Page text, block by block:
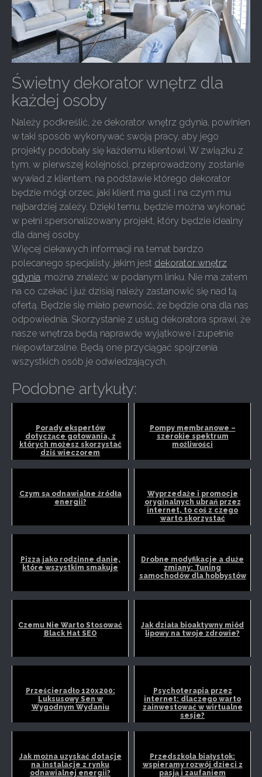
Świetny dekorator wnętrz dla
każdej osoby
Należy podkreślić, że dekorator wnętrz gdynia, powinien
w taki sposób wykonywać swoją pracy, aby jego
projekty podobały się każdemu klientowi. W związku z
tym, w pierwszej kolejności, przeprowadzony zostanie
wywiad z klientem, na podstawie którego dekorator
będzie mógł orzec, jaki klient ma gust i na czym mu
najbardziej zależy. Dzięki temu, będzie można wykonać
w pełni spersonalizowany projekt, który będzie idealny
dla danej osoby.
Więcej ciekawych informacji na temat bardzo
polecanego specjalisty, jakim jest dekorator wnętrz
gdynia, można znaleźć w podanym linku. Nie ma zatem
na co czekać i już dzisiaj należy zastanowić się nad tą
ofertą. Będzie się miało pewność, że będzie ona dla nas
odpowiednia. Skorzystanie z usług dekoratora sprawi, że
nasze wnętrza będą naprawdę wyjątkowe i zupełnie
niepowtarzalne. Będą one przyciągać spojrzenia
wszystkich osób je odwiedzających.
Podobne artykuły:
Porady ekspertów
dotyczące gotowania, z
których możesz skorzystać
dziś wieczorem
Pompy membranowe –
szerokie spektrum
możliwości
Czym są odnawialne źródła
energii?
Wyprzedaże i promocje
oryginalnych ubrań przez
internet, to coś z czego
warto skorzystać
Pizza jako rodzinne danie,
które wszystkim smakuje
Drobne modyfikacje a duże
zmiany: Tuning
samochodów dla hobbystów
Czemu Nie Warto Stosować
Black Hat SEO
Jak działa bioaktywny miód
lipowy na twoje zdrowie?
Prześcieradło 120x200:
Luksusowy Sen w
Wygodnym Wydaniu
Psychoterapia przez
internet: dlaczego warto
zainwestować w wirtualne
sesje?
Jak można uzyskać dotacje
na instalacje z rynku
odnawialnej energii?
Przedszkola białystok:
wspieramy rozwój dzieci z
pasją i zaufaniem